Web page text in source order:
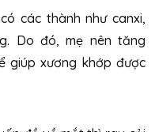
các thành như canxi,
Do đó, mẹ nên tăng
giúp xương khớp được